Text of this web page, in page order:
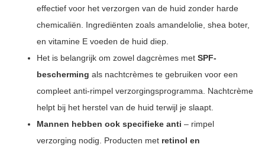
effectief voor het verzorgen van de huid zonder harde
chemicaliën. Ingrediënten zoals amandelolie, shea boter,
en vitamine E voeden de huid diep.
Het is belangrijk om zowel dagcrèmes met SPF-
bescherming als nachtcrèmes te gebruiken voor een
compleet anti-rimpel verzorgingsprogramma. Nachtcrème
helpt bij het herstel van de huid terwijl je slaapt.
Mannen hebben ook specifieke anti – rimpel
verzorging nodig. Producten met retinol en